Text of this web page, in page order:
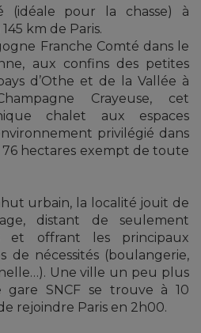
(idéale pour la chasse) à
km de Paris.
Franche Comté dans le
aux confins des petites
d’Othe et de la Vallée à
Crayeuse, cet
chalet aux espaces
privilégié dans
76 hectares exempt de toute
urbain, la localité jouit de
distant de seulement
et offrant les principaux
de nécessités (boulangerie,
Une ville un peu plus
SNCF se trouve à 10
rejoindre Paris en 2h00.